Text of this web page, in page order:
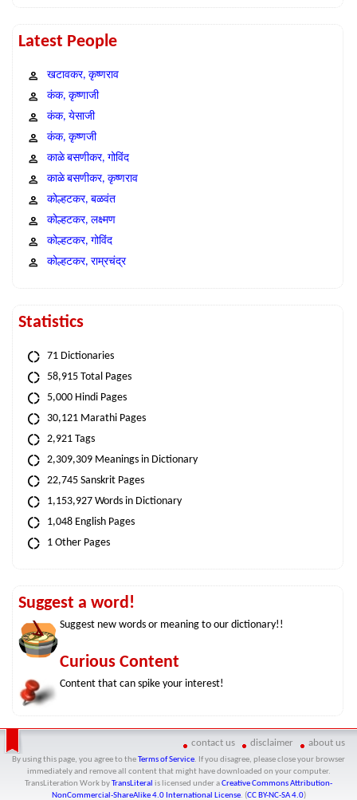
Latest People
खटावकर, कृष्णराव
कंक, कृष्णाजी
कंक, येसाजी
कंक, कृष्णजी
काळे बसणीकर, गोविंद
काळे बसणीकर, कृष्णराव
कोल्हटकर, बळवंत
कोल्हटकर, लक्ष्मण
कोल्हटकर, गोविंद
कोल्हटकर, राम्रचंद्र
Statistics
71 Dictionaries
58,915 Total Pages
5,000 Hindi Pages
30,121 Marathi Pages
2,921 Tags
2,309,309 Meanings in Dictionary
22,745 Sanskrit Pages
1,153,927 Words in Dictionary
1,048 English Pages
1 Other Pages
Suggest a word!
Suggest new words or meaning to our dictionary!!
Curious Content
Content that can spike your interest!
contact us disclaimer about us
By using this page, you agree to the Terms of Service. If you disagree, please close your browser
immediately and remove all content that might have downloaded on your computer.
TransLiteration Workby TransLiteral is licensed under aCreative Commons Attribution-
NonCommercial-ShareAlike 4.0 International License. (CC BY-NC-SA 4.0)